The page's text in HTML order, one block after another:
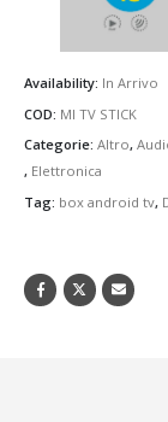
Availability: In Arrivo
COD: MI TV STICK
Categorie: Altro,
, Elettronica
Tag: box android tv,